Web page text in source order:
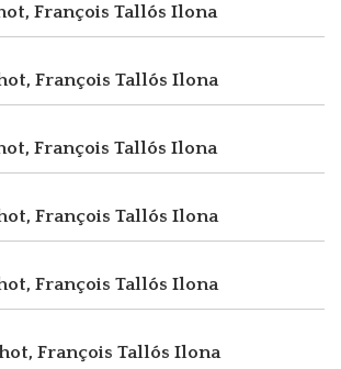
François Tallós Ilona
François Tallós Ilona
François Tallós Ilona
François Tallós Ilona
François Tallós Ilona
François Tallós Ilona